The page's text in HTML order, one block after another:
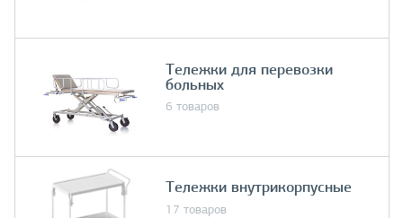
Тележки для перевозки
больных
6 товаров
Тележки внутрикорпусные
17 товаров